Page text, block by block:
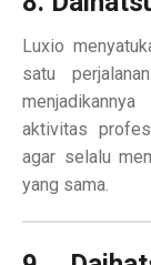
Luxio
satu
aktivitas
agar selalu
yang sama.